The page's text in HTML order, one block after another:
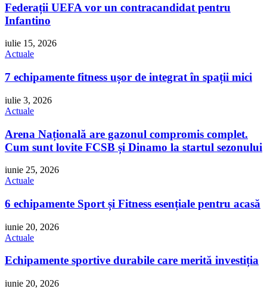
Federații UEFA vor un contracandidat pentru
Infantino
iulie 15, 2026
Actuale
7 echipamente fitness ușor de integrat în spații mici
iulie 3, 2026
Actuale
Arena Națională are gazonul compromis complet.
Cum sunt lovite FCSB și Dinamo la startul sezonului
iunie 25, 2026
Actuale
6 echipamente Sport și Fitness esențiale pentru acasă
iunie 20, 2026
Actuale
Echipamente sportive durabile care merită investiția
iunie 20, 2026